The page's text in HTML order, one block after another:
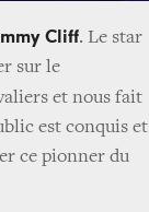
Cliff. Le star
sur le
et nous fait
est conquis et
ce pionner du